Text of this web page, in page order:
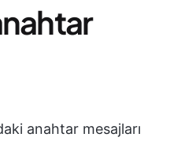
anahtar mesajları